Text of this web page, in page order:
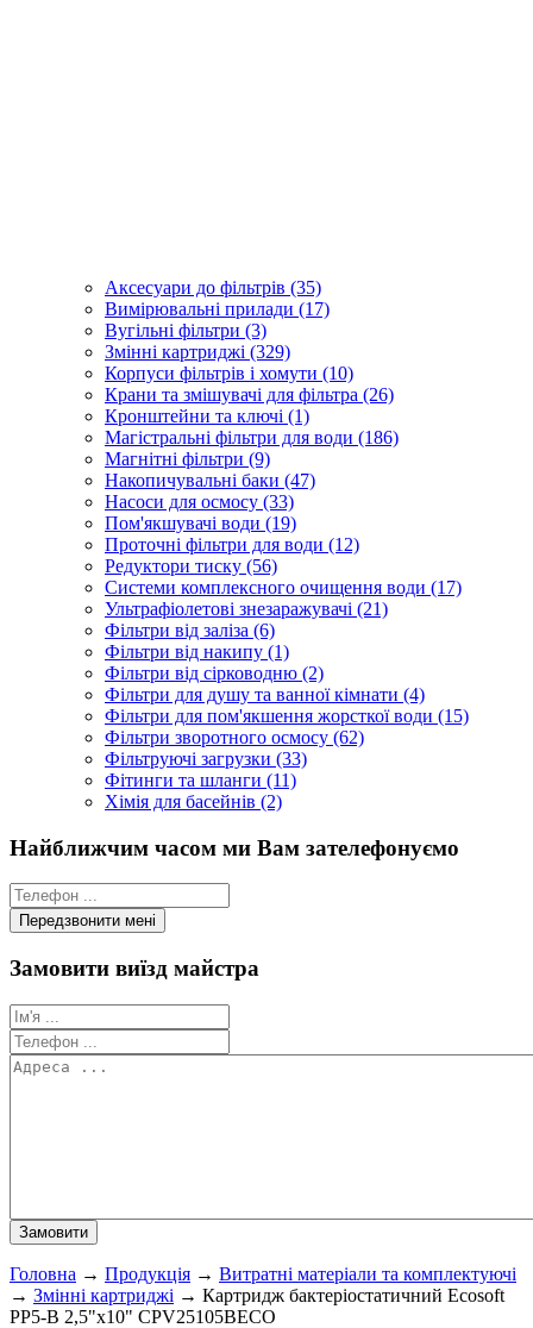
Аксесуари до фільтрів (35)
Вимірювальні прилади (17)
Вугільні фільтри (3)
Змінні картриджі (329)
Корпуси фільтрів і хомути (10)
Крани та змішувачі для фільтра (26)
Кронштейни та ключі (1)
Магістральні фільтри для води (186)
Магнітні фільтри (9)
Накопичувальні баки (47)
Насоси для осмосу (33)
Пом'якшувачі води (19)
Проточні фільтри для води (12)
Редуктори тиску (56)
Системи комплексного очищення води (17)
Ультрафіолетові знезаражувачі (21)
Фільтри від заліза (6)
Фільтри від накипу (1)
Фільтри від сірководню (2)
Фільтри для душу та ванної кімнати (4)
Фільтри для пом'якшення жорсткої води (15)
Фільтри зворотного осмосу (62)
Фільтруючі загрузки (33)
Фітинги та шланги (11)
Хімія для басейнів (2)
Найближчим часом ми Вам зателефонуємо
Замовити виїзд майстра
Головна → Продукція → Витратні матеріали та комплектуючі
→ Змінні картриджі → Картридж бактеріостатичний Ecosoft
PP5-B 2,5"x10" CPV25105BECO